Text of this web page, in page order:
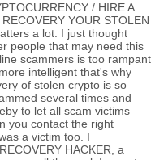
/ HIRE A
YOUR STOLEN
a lot. I just thought
people that may need this
scammers is too rampant
intelligent that's why
of stolen crypto is so
several times and
to let all scam victims
you contact the right
a victim too. I
HACKER, a